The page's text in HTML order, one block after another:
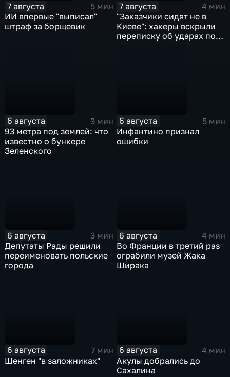
7 августа
5 мин
ИИ впервые "выписал"
штраф за борщевик
7 августа
4 мин
"Заказчики сидят не в
Киеве": хакеры вскрыли
переписку об ударах по
6 августа
3 мин
93 метра под землей: что
известно о бункере
Зеленского
6 августа
5 мин
Инфантино признал
ошибки
6 августа
3 мин
Депутаты Рады решили
переименовать польские
города
6 августа
4 мин
Во Франции в третий раз
ограбили музей Жака
Ширака
6 августа
7 мин
Шенген "в заложниках"
6 августа
4 мин
Акулы добрались до
Сахалина